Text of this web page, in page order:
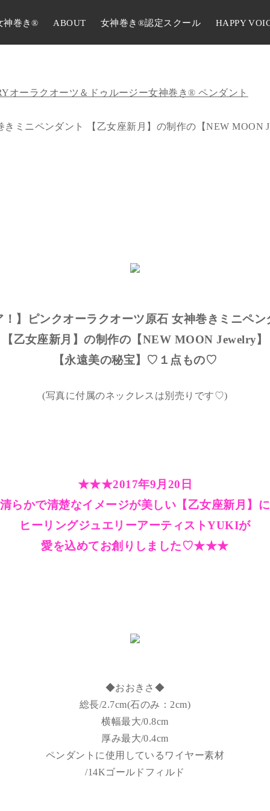
神巻き® ABOUT 女神巻き®認定スクール HAPPY
オーラクオーツ＆ドゥルージー女神巻き® ペンダント
きミニペンダント 【乙女座新月】の制作の【NEW
！】ピンクオーラクオーツ原石 女神巻きミニペン
【乙女座新月】の制作の【NEW MOON Jewelry】
【永遠美の秘宝】♡１点もの♡
(写真に付属のネックレスは別売りです♡)
★★★2017年9月20日
清らかで清楚なイメージが美しい【乙女座新月】に
ヒーリングジュエリーアーティストYUKIが
愛を込めてお創りしました♡★★★
◆おおきさ◆
総長/2.7cm(石のみ：2cm)
横幅最大/0.8cm
厚み最大/0.4cm
ペンダントに使用しているワイヤー素材
/14Kゴールドフィルド